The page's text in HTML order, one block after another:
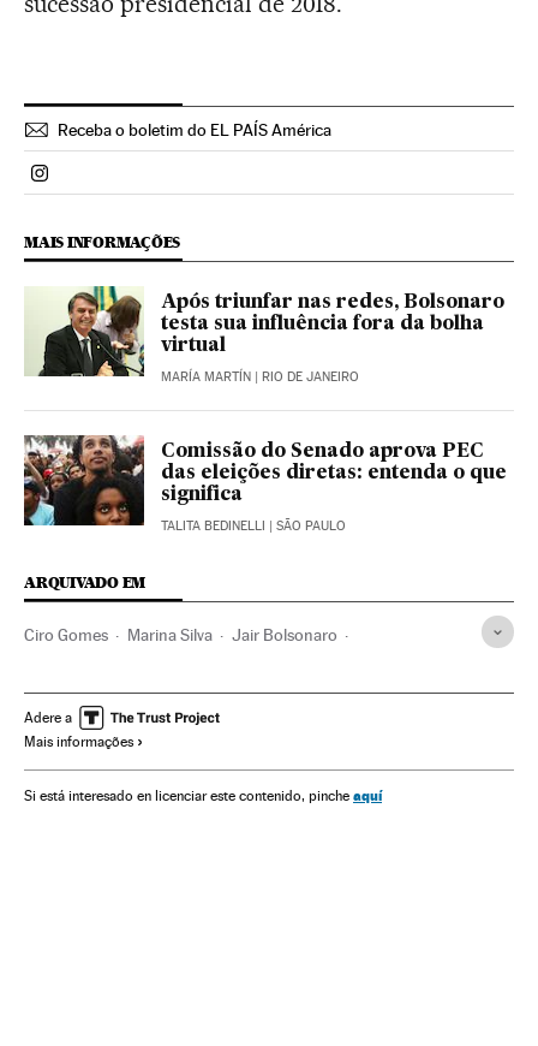
Receba o boletim do EL PAÍS América
Politica El País Brasil en Instagram
MAIS INFORMAÇÕES
Após triunfar nas redes, Bolsonaro
testa sua influência fora da bolha
virtual
MARÍA MARTÍN | RIO DE JANEIRO
Comissão do Senado aprova PEC
das eleições diretas: entenda o que
significa
TALITA BEDINELLI | SÃO PAULO
ARQUIVADO EM
Ciro Gomes Marina Silva Jair Bolsonaro
Michel Temer Presidente Brasil
Brasil
América do Sul América Latina Governo América
Adere a
Mais informações
Si está interesado en licenciar este contenido, pinche aquí